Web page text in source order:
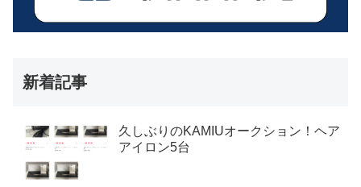
新着記事
久しぶりのKAMIUオークション！ヘア
アイロン5台